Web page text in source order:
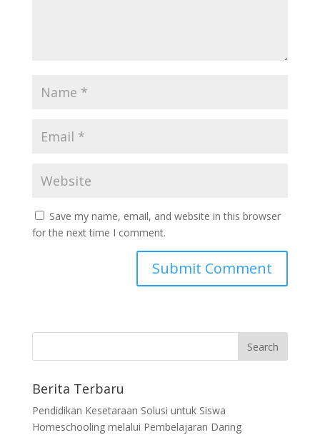
Save my name, email, and website in this browser
for the next time I comment.
Berita Terbaru
Pendidikan Kesetaraan Solusi untuk Siswa
Homeschooling melalui Pembelajaran Daring